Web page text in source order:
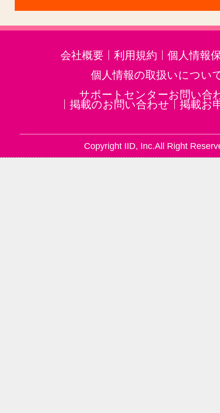
会社概要 利用規約
個人情報
個人情報の取扱いについ
サポートセンターお問い合
掲載のお問い合わせ
掲載お
Copyright IID, Inc.All Right